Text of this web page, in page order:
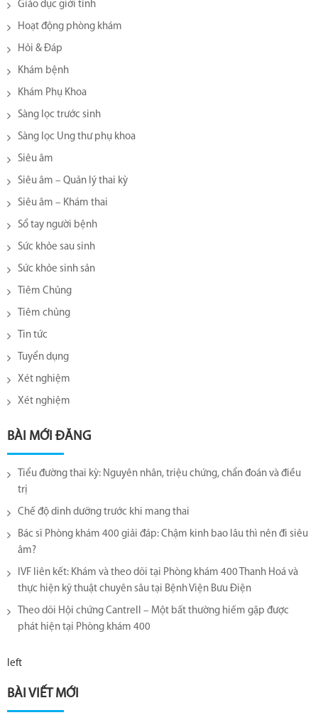
Giáo dục giới tính
Hoạt động phòng khám
Hỏi & Đáp
Khám bệnh
Khám Phụ Khoa
Sàng lọc trước sinh
Sàng lọc Ung thư phụ khoa
Siêu âm
Siêu âm – Quản lý thai kỳ
Siêu âm – Khám thai
Sổ tay người bệnh
Sức khỏe sau sinh
Sức khỏe sinh sản
Tiêm Chủng
Tiêm chủng
Tin tức
Tuyển dụng
Xét nghiệm
Xét nghiệm
BÀI MỚI ĐĂNG
Tiểu đường thai kỳ: Nguyên nhân, triệu chứng, chẩn đoán và điều
trị
Chế độ dinh dưỡng trước khi mang thai
Bác sĩ Phòng khám 400 giải đáp: Chậm kinh bao lâu thì nên đi siêu
âm?
IVF liên kết: Khám và theo dõi tại Phòng khám 400 Thanh Hoá và
thực hiện kỹ thuật chuyên sâu tại Bệnh Viện Bưu Điện
Theo dõi Hội chứng Cantrell – Một bất thường hiếm gặp được
phát hiện tại Phòng khám 400
left
BÀI VIẾT MỚI